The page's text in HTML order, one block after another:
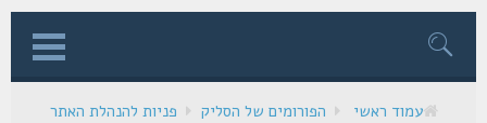
עמוד ראשי הפורומים של הסליק פניות להנהלת האתר